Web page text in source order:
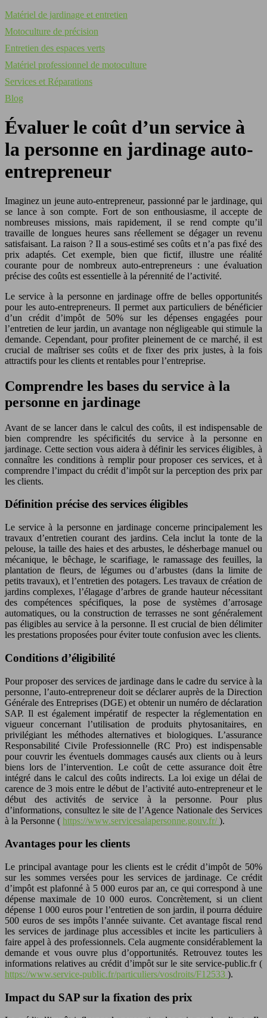
Matériel de jardinage et entretien
Motoculture de précision
Entretien des espaces verts
Matériel professionnel de motoculture
Services et Réparations
Blog
Évaluer le coût d’un service à
la personne en jardinage auto-
entrepreneur
Imaginez un jeune auto-entrepreneur, passionné par le jardinage, qui
se lance à son compte. Fort de son enthousiasme, il accepte de
nombreuses missions, mais rapidement, il se rend compte qu’il
travaille de longues heures sans réellement se dégager un revenu
satisfaisant. La raison ? Il a sous-estimé ses coûts et n’a pas fixé des
prix adaptés. Cet exemple, bien que fictif, illustre une réalité
courante pour de nombreux auto-entrepreneurs : une évaluation
précise des coûts est essentielle à la pérennité de l’activité.
Le service à la personne en jardinage offre de belles opportunités
pour les auto-entrepreneurs. Il permet aux particuliers de bénéficier
d’un crédit d’impôt de 50% sur les dépenses engagées pour
l’entretien de leur jardin, un avantage non négligeable qui stimule la
demande. Cependant, pour profiter pleinement de ce marché, il est
crucial de maîtriser ses coûts et de fixer des prix justes, à la fois
attractifs pour les clients et rentables pour l’entreprise.
Comprendre les bases du service à la
personne en jardinage
Avant de se lancer dans le calcul des coûts, il est indispensable de
bien comprendre les spécificités du service à la personne en
jardinage. Cette section vous aidera à définir les services éligibles, à
connaître les conditions à remplir pour proposer ces services, et à
comprendre l’impact du crédit d’impôt sur la perception des prix par
les clients.
Définition précise des services éligibles
Le service à la personne en jardinage concerne principalement les
travaux d’entretien courant des jardins. Cela inclut la tonte de la
pelouse, la taille des haies et des arbustes, le désherbage manuel ou
mécanique, le bêchage, le scarifiage, le ramassage des feuilles, la
plantation de fleurs, de légumes ou d’arbustes (dans la limite de
petits travaux), et l’entretien des potagers. Les travaux de création de
jardins complexes, l’élagage d’arbres de grande hauteur nécessitant
des compétences spécifiques, la pose de systèmes d’arrosage
automatiques, ou la construction de terrasses ne sont généralement
pas éligibles au service à la personne. Il est crucial de bien délimiter
les prestations proposées pour éviter toute confusion avec les clients.
Conditions d’éligibilité
Pour proposer des services de jardinage dans le cadre du service à la
personne, l’auto-entrepreneur doit se déclarer auprès de la Direction
Générale des Entreprises (DGE) et obtenir un numéro de déclaration
SAP. Il est également impératif de respecter la réglementation en
vigueur concernant l’utilisation de produits phytosanitaires, en
privilégiant les méthodes alternatives et biologiques. L’assurance
Responsabilité Civile Professionnelle (RC Pro) est indispensable
pour couvrir les éventuels dommages causés aux clients ou à leurs
biens lors de l’intervention. Le coût de cette assurance doit être
intégré dans le calcul des coûts indirects. La loi exige un délai de
carence de 3 mois entre le début de l’activité auto-entrepreneur et le
début des activités de service à la personne. Pour plus
d’informations, consultez le site de l’Agence Nationale des Services
à la Personne ( https://www.servicesalapersonne.gouv.fr/).
Avantages pour les clients
Le principal avantage pour les clients est le crédit d’impôt de 50%
sur les sommes versées pour les services de jardinage. Ce crédit
d’impôt est plafonné à 5 000 euros par an, ce qui correspond à une
dépense maximale de 10 000 euros. Concrètement, si un client
dépense 1 000 euros pour l’entretien de son jardin, il pourra déduire
500 euros de ses impôts l’année suivante. Cet avantage fiscal rend
les services de jardinage plus accessibles et incite les particuliers à
faire appel à des professionnels. Cela augmente considérablement la
demande et vous ouvre plus d’opportunités. Retrouvez toutes les
informations relatives au crédit d’impôt sur le site service-public.fr (
https://www.service-public.fr/particuliers/vosdroits/F12533 ).
Impact du SAP sur la fixation des prix